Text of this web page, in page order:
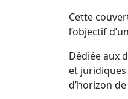
Cette
l’objectif
Dédiée aux
et
d’horizon